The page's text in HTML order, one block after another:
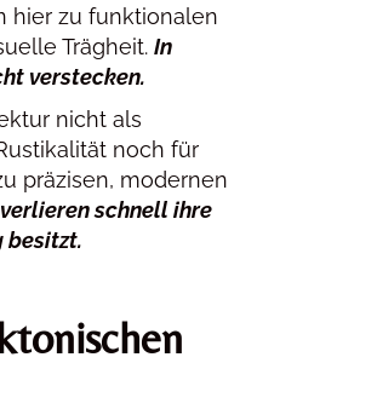
hier zu funktionalen
Trägheit. In
verstecken.
nicht als
noch für
präzisen, modernen
schnell ihre
besitzt.